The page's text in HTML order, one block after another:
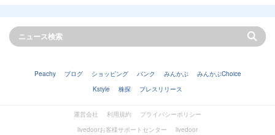
Peachy ブログ ショッピング バンク みんかぶ
みんかぶChoice
Kstyle
株探 プレスリリース
運営会社 利用規約
プライバシーポリシー
livedoorお客様サポートセンター
livedoor